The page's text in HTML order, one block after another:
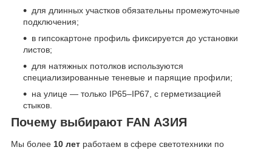
для длинных участков обязательны промежуточные
подключения;
в гипсокартоне профиль фиксируется до установки
листов;
для натяжных потолков используются
специализированные теневые и парящие профили;
на улице — только IP65–IP67, с герметизацией
стыков.
Почему выбирают FAN АЗИЯ
Мы более 10 лет работаем в сфере светотехники по